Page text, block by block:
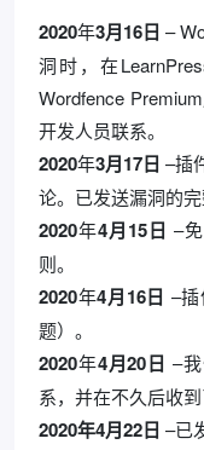
2020年3月16日 –
洞时，在
Wordfence
开发人员联系。
2020年3月17日 –插
论。已发送漏洞的完
2020年4月15日 –
则。
2020年4月16日 –
题）。
2020年4月20日 –
系，并在不久后收
2020年4月22日 –已